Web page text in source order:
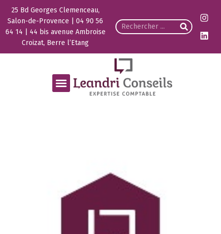
25 Bd Georges Clemenceau,
Salon-de-Provence | 04 90 56
64 14 | 44 bis avenue Ambroise
Croizat, Berre l’Etang